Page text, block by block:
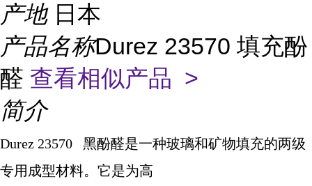
产地 日本
产品名称Durez 23570 填充酚
醛 查看相似产品 >
简介
Durez 23570 黑酚醛是一种玻璃和矿物填充的两级
专用成型材料。它是为高